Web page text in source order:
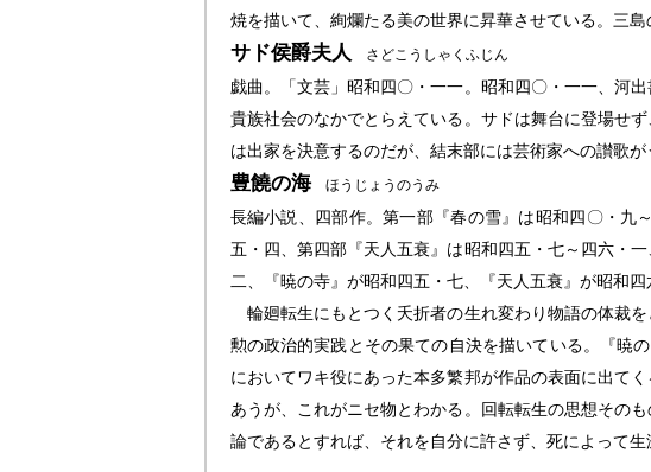
焼を描いて、絢爛たる美の世界に昇華させている。三
サド侯爵夫人 さどこうしゃくふじん
戯曲。「文芸」昭和四〇・一一。昭和四〇・一一、河
貴族社会のなかでとらえている。サドは舞台に登場せ
は出家を決意するのだが、結末部には芸術家への讃歌
豊饒の海 ほうじょうのうみ
長編小説、四部作。第一部『春の雪』は昭和四〇・九
五・四、第四部『天人五衰』は昭和四五・七～四六・
二、『暁の寺』が昭和四五・七、『天人五衰』が昭和四
輪廻転生にもとつく夭折者の生れ変わり物語の体裁
勲の政治的実践とその果ての自決を描いている。『暁
においてワキ役にあった本多繁邦が作品の表面に出て
あうが、これがニセ物とわかる。回転転生の思想その
論であるとすれば、それを自分に許さず、死によって